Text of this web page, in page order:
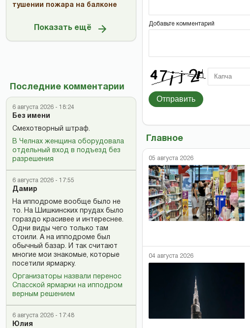
тушении пожара на балконе
Показать ещё
Последние комментарии
6 августа 2026 - 18:24
Без имени
Смехотворный штраф.
В Челнах женщина оборудовала
отдельный вход в подъезд без
разрешения
6 августа 2026 - 17:55
Дамир
На ипподроме вообще было не
то. На Шишкинских прудах было
гораздо красивее и интереснее.
Одни виды чего только там
стоили. А на ипподроме был
обычный базар. И так считают
многие мои знакомые, которые
посетили ярмарку.
Организаторы назвали перенос
Спасской ярмарки на ипподром
верным решением
6 августа 2026 - 17:48
Юлия
Добавьте комментарий
Отправить
Главное
05 августа 2026
04 августа 2026